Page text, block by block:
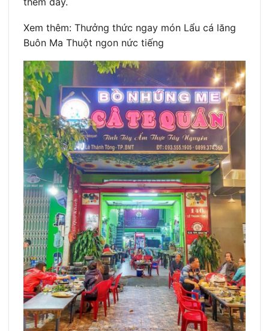
Xem thêm: Thưởng thức ngay món Lẩu cá lăng
Buôn Ma Thuột ngon nức tiếng